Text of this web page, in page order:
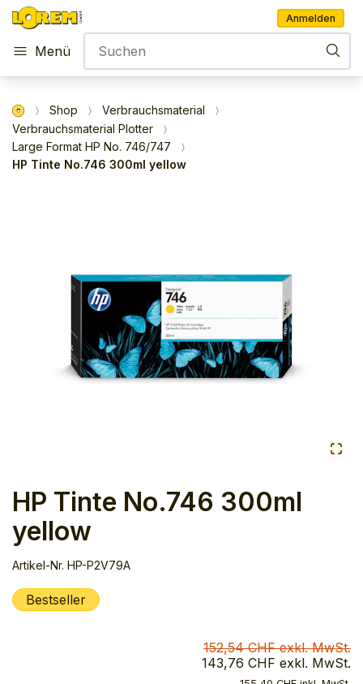
Anmelden
Menü
Shop
Verbrauchsmaterial
Verbrauchsmaterial Plotter
Large Format HP No. 746/747
HP Tinte No.746 300ml yellow
HP Tinte No.746 300ml
yellow
Artikel-Nr. HP-P2V79A
Bestseller
152,54 CHF exkl. MwSt.
143,76 CHF exkl. MwSt.